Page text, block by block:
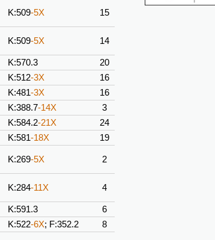
K:509-5X 15
K:509-5X 14
K:570.3
20
K:512-3X
16
K:481-3X
16
K:388.7-14X
3
K:584.2-21X
24
K:581-18X 19
K:269-5X 2
K:284-11X 4
K:591.3
6
K:522-6X; F:352.2 8